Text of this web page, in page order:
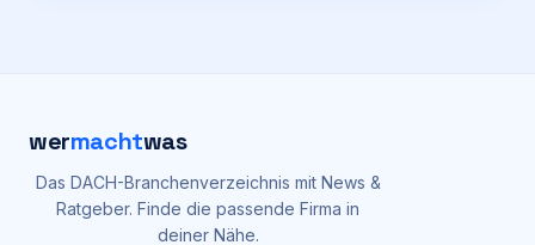
wermachtwas
Das DACH-Branchenverzeichnis mit News &
Ratgeber. Finde die passende Firma in
deiner Nähe.